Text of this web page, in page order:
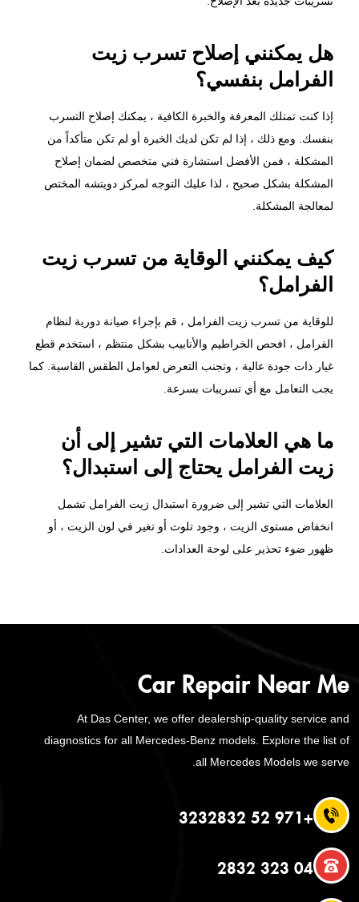
هل يمكنني إصلاح تسرب زيت
الفرامل بنفسي؟
إذا كنت تمتلك المعرفة والخبرة الكافية ، يمكنك إصلاح التسرب
بنفسك. ومع ذلك ، إذا لم تكن لديك الخبرة أو لم تكن متأكداً من
المشكلة ، فمن الأفضل استشارة فني متخصص لضمان إصلاح
المشكلة بشكل صحيح ، لذا عليك التوجه لمركز دويتشه المختص
لمعالجة المشكلة.
كيف يمكنني الوقاية من تسرب زيت
الفرامل؟
للوقاية من تسرب زيت الفرامل ، قم بإجراء صيانة دورية لنظام
الفرامل ، افحص الخراطيم والأنابيب بشكل منتظم ، استخدم قطع
غيار ذات جودة عالية ، وتجنب التعرض لعوامل الطقس القاسية. كما
يجب التعامل مع أي تسريبات بسرعة.
ما هي العلامات التي تشير إلى أن
زيت الفرامل يحتاج إلى استبدال؟
العلامات التي تشير إلى ضرورة استبدال زيت الفرامل تشمل
انخفاض مستوى الزيت ، وجود تلوث أو تغير في لون الزيت ، أو
ظهور ضوء تحذير على لوحة العدادات.
Car Repair Near Me
At Das Center, we offer dealership-quality service and
diagnostics for all Mercedes-Benz models. Explore the list of
all Mercedes Models we serve.
+971 52 3232832
04 323 2832